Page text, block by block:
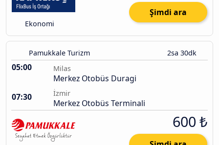
Ekonomi
Şimdi ara
Pamukkale Turizm 2sa 30dk
05:00 Milas
Merkez Otobüs Duragi
07:30
İzmir
Merkez Otobüs Terminali
600 ₺